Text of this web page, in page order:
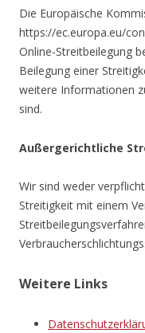
Die Europäische
https://ec.europa.eu/
Online-Streitbeilegung
Beilegung einer
weitere Informationen
sind.
Außergerichtliche
Wir sind weder
Streitigkeit mit einem
Weitere Links